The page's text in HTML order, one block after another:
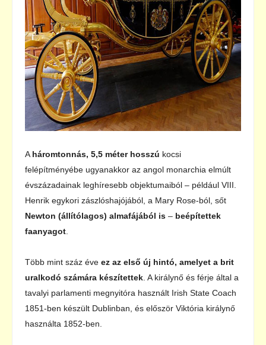
A háromtonnás, 5,5 méter hosszú kocsi
felépítményébe ugyanakkor az angol monarchia elmúlt
évszázadainak leghíresebb objektumaiból – például VIII.
Henrik egykori zászlóshajójából, a Mary Rose-ból, sőt
Newton (állítólagos) almafájából is – beépítettek
faanyagot
Több mint száz éve ez az első új hintó, amelyet a brit
uralkodó számára készítettek . A királynő és férje által a
tavalyi parlamenti megnyitóra használt Irish State Coach
1851-ben készült Dublinban, és először Viktória királynő
használta 1852-ben.